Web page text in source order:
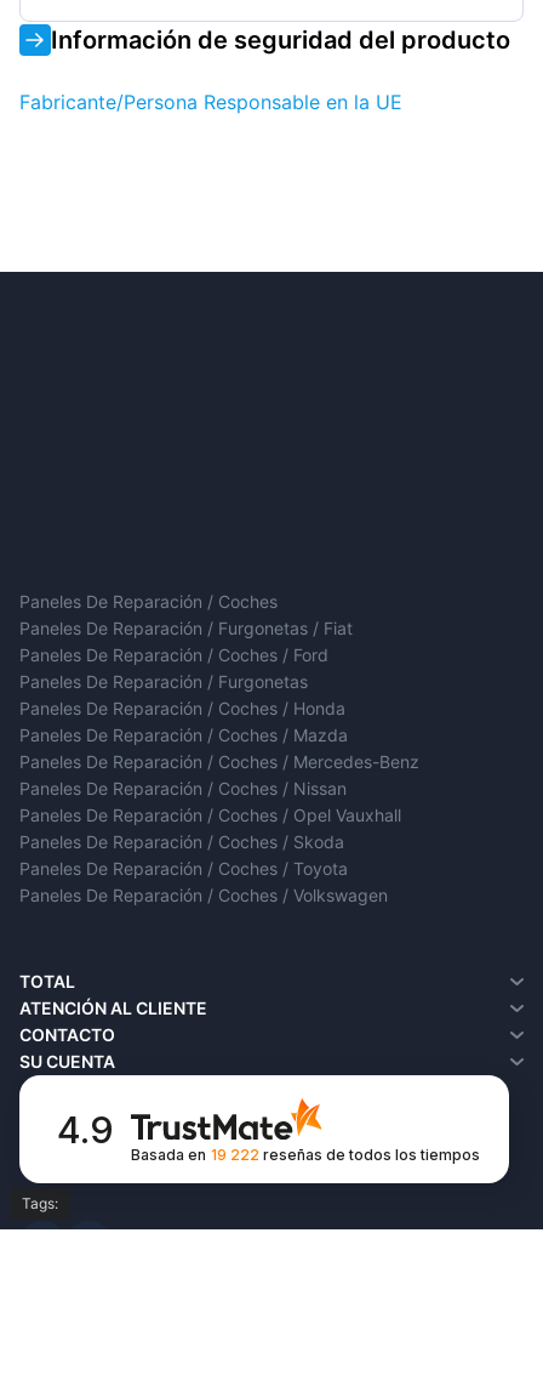
Información de seguridad del producto
Fabricante/Persona Responsable en la UE
Paneles De Reparación / Coches
Paneles De Reparación / Furgonetas / Fiat
Paneles De Reparación / Coches / Ford
Paneles De Reparación / Furgonetas
Paneles De Reparación / Coches / Honda
Paneles De Reparación / Coches / Mazda
Paneles De Reparación / Coches / Mercedes-Benz
Paneles De Reparación / Coches / Nissan
Paneles De Reparación / Coches / Opel Vauxhall
Paneles De Reparación / Coches / Skoda
Paneles De Reparación / Coches / Toyota
Paneles De Reparación / Coches / Volkswagen
TOTAL
¿Quiénes somos?
Entrega
Política de privacidad
Términos y condiciones
ATENCIÓN AL CLIENTE
Contacto
Devoluciones
SiteMap
CONTACTO
SU CUENTA
Su cuenta
Historial de pedidos
Favoritos
Boletín de noticias
4.9
Basada en 19 222 reseñasde todos los tiempos
Tags: